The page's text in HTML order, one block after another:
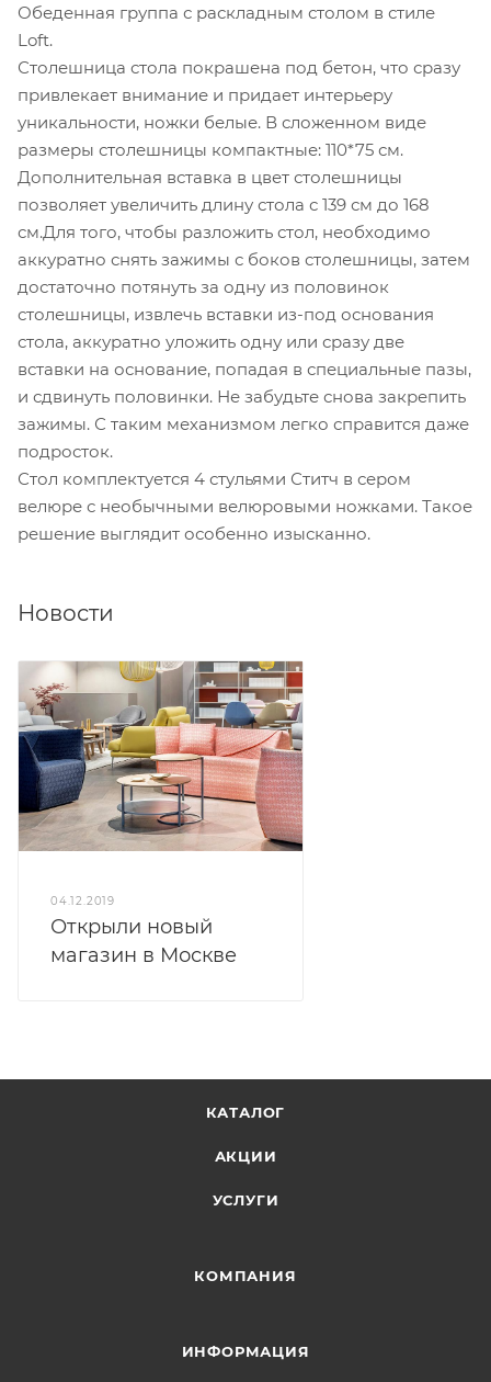
Обеденная группа с раскладным столом в стиле
Loft.
Столешница стола покрашена под бетон, что сразу
привлекает внимание и придает интерьеру
уникальности, ножки белые. В сложенном виде
размеры столешницы компактные: 110*75 см.
Дополнительная вставка в цвет столешницы
позволяет увеличить длину стола с 139 см до 168
см.Для того, чтобы разложить стол, необходимо
аккуратно снять зажимы с боков столешницы, затем
достаточно потянуть за одну из половинок
столешницы, извлечь вставки из-под основания
стола, аккуратно уложить одну или сразу две
вставки на основание, попадая в специальные пазы,
и сдвинуть половинки. Не забудьте снова закрепить
зажимы. С таким механизмом легко справится даже
подросток.
Стол комплектуется 4 стульями Ститч в сером
велюре с необычными велюровыми ножками. Такое
решение выглядит особенно изысканно.
Новости
04.12.2019
Открыли новый
магазин в Москве
КАТАЛОГ
АКЦИИ
УСЛУГИ
КОМПАНИЯ
ИНФОРМАЦИЯ